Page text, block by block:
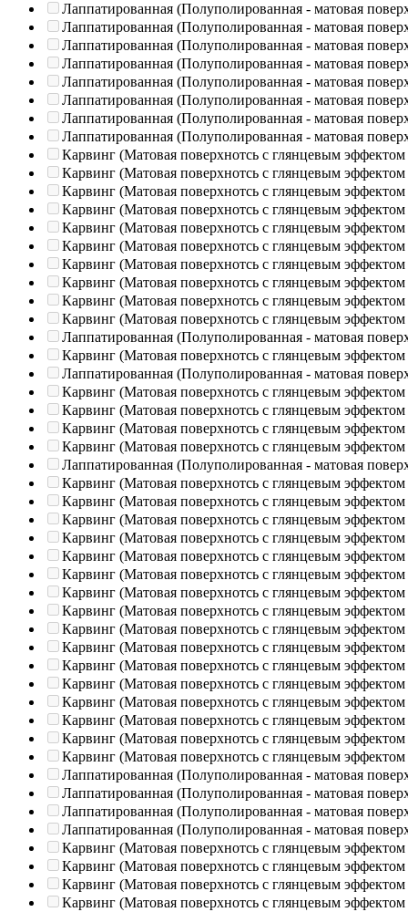
Лаппатированная (Полуполированная - матовая
Лаппатированная (Полуполированная - матовая
Лаппатированная (Полуполированная - матовая
Лаппатированная (Полуполированная - матовая
Лаппатированная (Полуполированная - матовая
Лаппатированная (Полуполированная - матовая
Лаппатированная (Полуполированная - матовая
Лаппатированная (Полуполированная - матовая
Карвинг (Матовая поверхнотсь с глянцевым эффектом
Карвинг (Матовая поверхнотсь с глянцевым эффектом
Карвинг (Матовая поверхнотсь с глянцевым эффектом
Карвинг (Матовая поверхнотсь с глянцевым эффектом
Карвинг (Матовая поверхнотсь с глянцевым эффектом
Карвинг (Матовая поверхнотсь с глянцевым эффектом
Карвинг (Матовая поверхнотсь с глянцевым эффектом
Карвинг (Матовая поверхнотсь с глянцевым эффектом
Карвинг (Матовая поверхнотсь с глянцевым эффектом
Карвинг (Матовая поверхнотсь с глянцевым эффектом
Лаппатированная (Полуполированная - матовая
Карвинг (Матовая поверхнотсь с глянцевым эффектом
Лаппатированная (Полуполированная - матовая
Карвинг (Матовая поверхнотсь с глянцевым эффектом
Карвинг (Матовая поверхнотсь с глянцевым эффектом
Карвинг (Матовая поверхнотсь с глянцевым эффектом
Карвинг (Матовая поверхнотсь с глянцевым эффектом
Лаппатированная (Полуполированная - матовая
Карвинг (Матовая поверхнотсь с глянцевым эффектом
Карвинг (Матовая поверхнотсь с глянцевым эффектом
Карвинг (Матовая поверхнотсь с глянцевым эффектом
Карвинг (Матовая поверхнотсь с глянцевым эффектом
Карвинг (Матовая поверхнотсь с глянцевым эффектом
Карвинг (Матовая поверхнотсь с глянцевым эффектом
Карвинг (Матовая поверхнотсь с глянцевым эффектом
Карвинг (Матовая поверхнотсь с глянцевым эффектом
Карвинг (Матовая поверхнотсь с глянцевым эффектом
Карвинг (Матовая поверхнотсь с глянцевым эффектом
Карвинг (Матовая поверхнотсь с глянцевым эффектом
Карвинг (Матовая поверхнотсь с глянцевым эффектом
Карвинг (Матовая поверхнотсь с глянцевым эффектом
Карвинг (Матовая поверхнотсь с глянцевым эффектом
Карвинг (Матовая поверхнотсь с глянцевым эффектом
Карвинг (Матовая поверхнотсь с глянцевым эффектом
Лаппатированная (Полуполированная - матовая
Лаппатированная (Полуполированная - матовая
Лаппатированная (Полуполированная - матовая
Лаппатированная (Полуполированная - матовая
Карвинг (Матовая поверхнотсь с глянцевым эффектом
Карвинг (Матовая поверхнотсь с глянцевым эффектом
Карвинг (Матовая поверхнотсь с глянцевым эффектом
Карвинг (Матовая поверхнотсь с глянцевым эффектом